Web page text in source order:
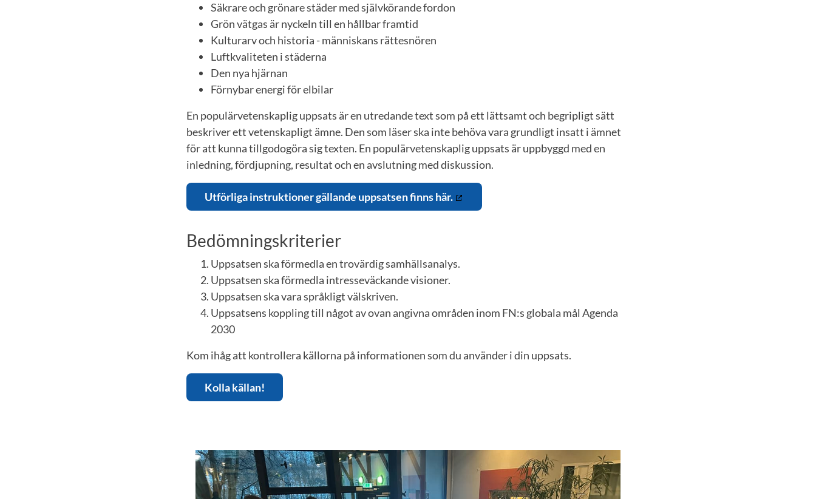
Säkrare och grönare städer med självkörande fordon
Grön vätgas är nyckeln till en hållbar framtid
Kulturarv och historia - människans rättesnören
Luftkvaliteten i städerna
Den nya hjärnan
Förnybar energi för elbilar
En populärvetenskaplig uppsats är en utredande text som på ett lättsamt och begripligt sätt
beskriver ett vetenskapligt ämne. Den som läser ska inte behöva vara grundligt insatt i ämnet
för att kunna tillgodogöra sig texten. En populärvetenskaplig uppsats är uppbyggd med en
inledning, fördjupning, resultat och en avslutning med diskussion.
Utförliga instruktioner gällande uppsatsen finns här.
Bedömningskriterier
Uppsatsen ska förmedla en trovärdig samhällsanalys.
Uppsatsen ska förmedla intresseväckande visioner.
Uppsatsen ska vara språkligt välskriven.
Uppsatsens koppling till något av ovan angivna områden inom FN:s globala mål Agenda
2030
Kom ihåg att kontrollera källorna på informationen som du använder i din uppsats.
Kolla källan!